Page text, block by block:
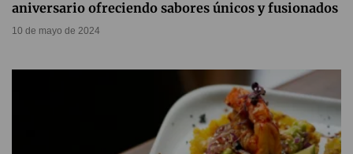
aniversario ofreciendo sabores únicos y fusionados
10 de mayo de 2024